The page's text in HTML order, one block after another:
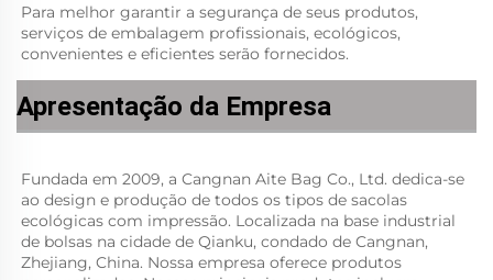
Para melhor garantir a segurança de seus produtos,
serviços de embalagem profissionais, ecológicos,
convenientes e eficientes serão fornecidos.
Apresentação da Empresa
Fundada em 2009, a Cangnan Aite Bag Co., Ltd. dedica-se
ao design e produção de todos os tipos de sacolas
ecológicas com impressão. Localizada na base industrial
de bolsas na cidade de Qianku, condado de Cangnan,
Zhejiang, China. Nossa empresa oferece produtos